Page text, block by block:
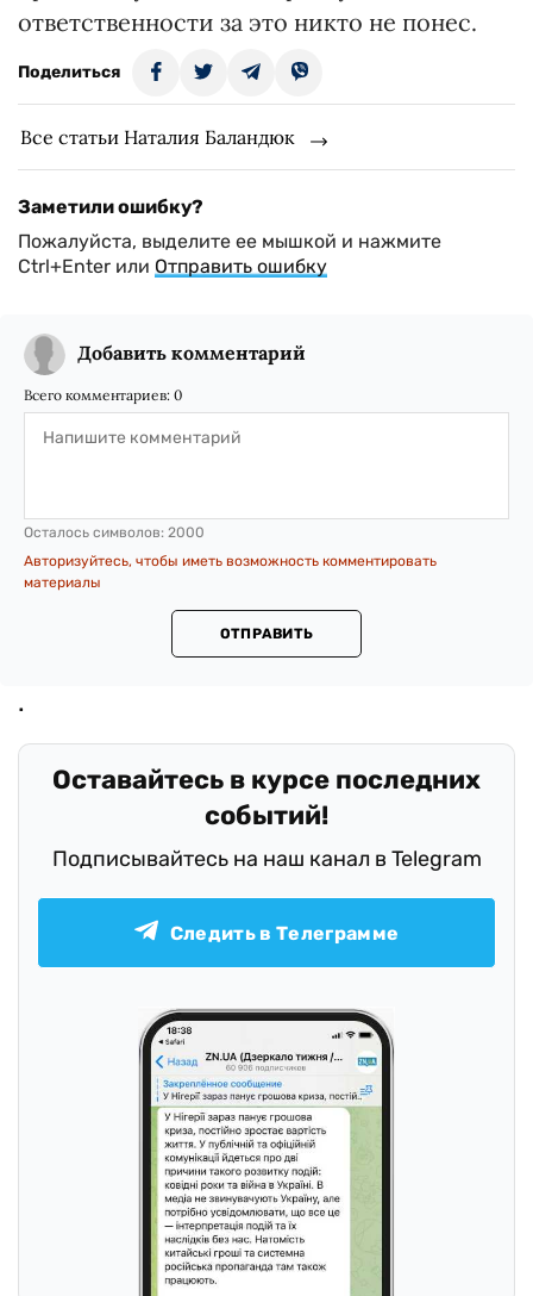
ответственности за это никто не понес.
Поделиться
Все статьи Наталия Баландюк
Заметили ошибку?
Пожалуйста, выделите ее мышкой и нажмите
Ctrl+Enter или Отправить ошибку
Добавить комментарий
Всего комментариев: 0
Осталось символов: 2000
Авторизуйтесь, чтобы иметь возможность комментировать
материалы
ОТПРАВИТЬ
Оставайтесь в курсе последних
событий!
Подписывайтесь на наш канал в Telegram
Следить в Телеграмме